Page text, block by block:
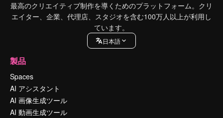
最高のクリエイティブ制作を導くためのプラットフォーム。クリ
エイター、企業、代理店、スタジオを含む100万人以上が利用し
ています。
日本語
製品
Spaces
AI アシスタント
AI 画像生成ツール
AI 動画生成ツール